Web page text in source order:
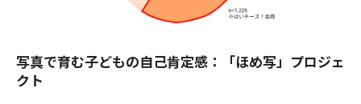
写真で育む子どもの自己肯定感：「ほめ写」プロジェ
クト